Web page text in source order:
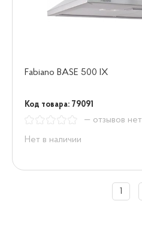
Fabiano BASE 500 IX
Код товара: 79091
— отзывов нет
Нет в наличии
1